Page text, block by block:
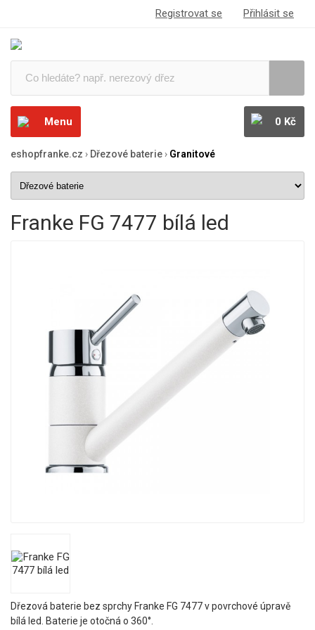
Registrovat se Přihlásit se
Menu 0 Kč
eshopfranke.cz › Dřezové baterie› Granitové
Franke FG 7477 bílá led
Dřezová baterie bez sprchy Franke FG 7477 v povrchové úpravě
bílá led. Baterie je otočná o 360°.